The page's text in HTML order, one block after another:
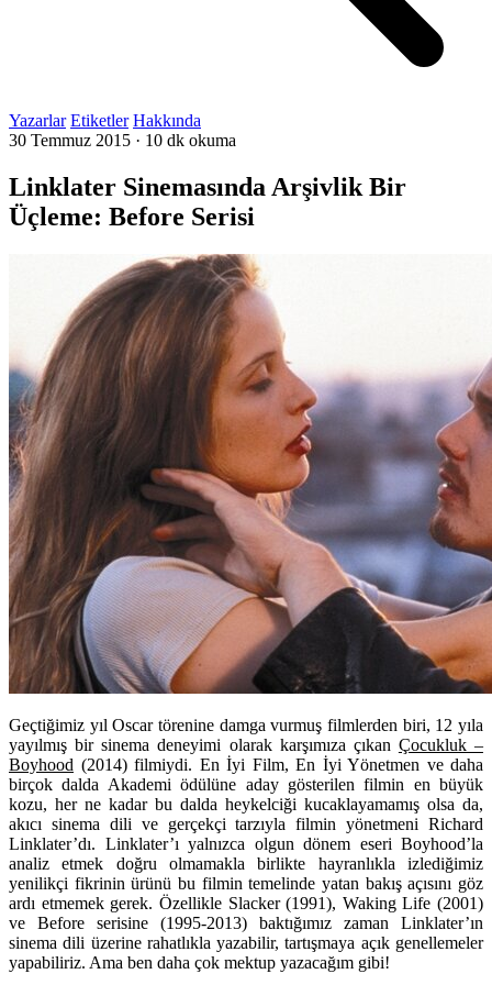
Yazarlar Etiketler Hakkında
30 Temmuz 2015 · 10 dk okuma
Linklater Sinemasında Arşivlik Bir
Üçleme: Before Serisi
Geçtiğimiz yıl Oscar törenine damga vurmuş filmlerden biri, 12 yıla
yayılmış bir sinema deneyimi olarak karşımıza çıkan Çocukluk –
Boyhood (2014) filmiydi. En İyi Film, En İyi Yönetmen ve daha
birçok dalda Akademi ödülüne aday gösterilen filmin en büyük
kozu, her ne kadar bu dalda heykelciği kucaklayamamış olsa da,
akıcı sinema dili ve gerçekçi tarzıyla filmin yönetmeni Richard
Linklater’dı. Linklater’ı yalnızca olgun dönem eseri Boyhood’la
analiz etmek doğru olmamakla birlikte hayranlıkla izlediğimiz
yenilikçi fikrinin ürünü bu filmin temelinde yatan bakış açısını göz
ardı etmemek gerek. Özellikle Slacker (1991), Waking Life (2001)
ve Before serisine (1995-2013) baktığımız zaman Linklater’ın
sinema dili üzerine rahatlıkla yazabilir, tartışmaya açık genellemeler
yapabiliriz. Ama ben daha çok mektup yazacağım gibi!